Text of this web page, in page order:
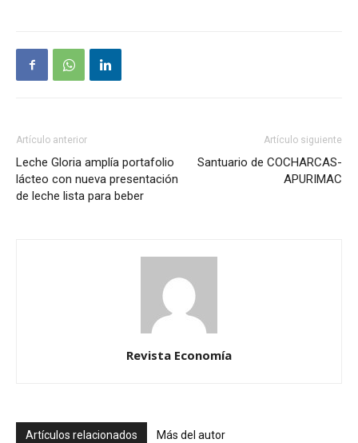
Artículo anterior
Leche Gloria amplía portafolio
lácteo con nueva presentación
de leche lista para beber
Artículo siguiente
Santuario de COCHARCAS-
APURIMAC
Revista Economía
Artículos relacionados Más del autor